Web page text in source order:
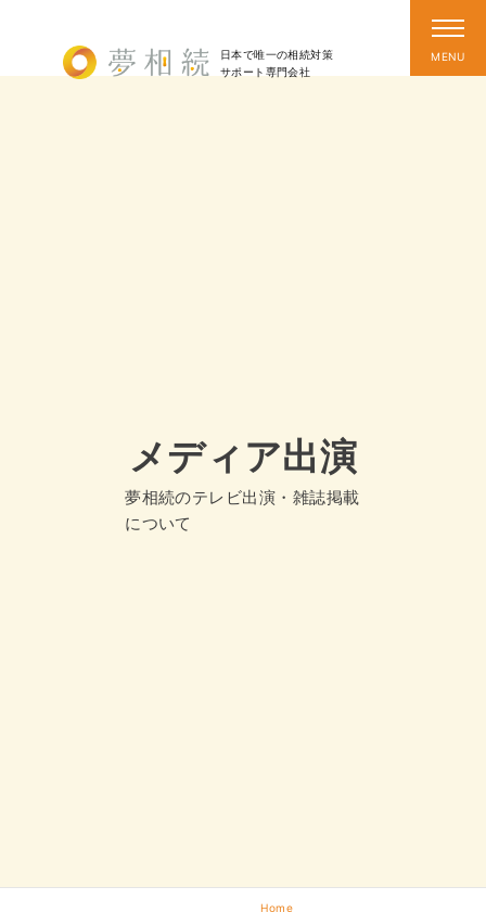
日本で唯一の相続対策
サポート 専門会社
メディア出演
夢相続のテレビ出演・雑誌掲載
について
Home